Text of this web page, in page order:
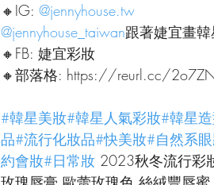
🔸IG: @jennyhouse.tw
@jennyhouse_taiwan跟著婕宜畫韓
🔸FB: 婕宜彩妝
🔸部落格: https://reurl.cc/
#韓星美妝#韓星人氣彩妝#韓星
品#流行化妝品#快美妝#自然系
約會妝#日常妝 2023秋冬流行彩